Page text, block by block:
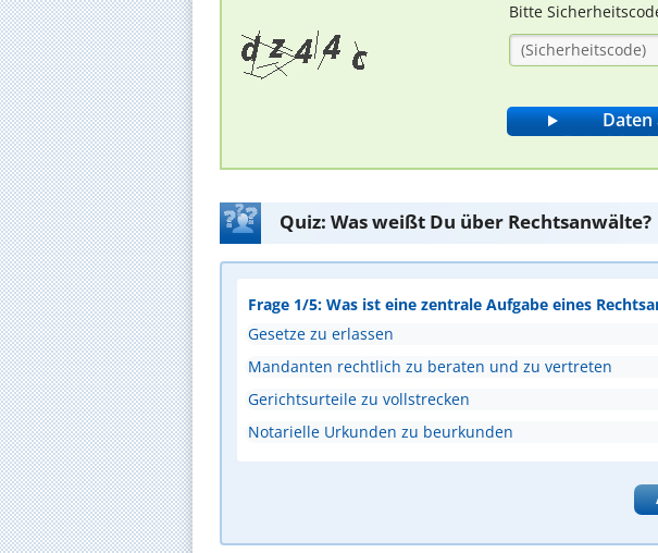
Bitte
Quiz: Was weißt Du über Rechtsanwälte?
Frage 1/5: Was ist eine zentrale Aufgabe eines
Gesetze zu erlassen
Mandanten rechtlich zu beraten und zu vertreten
Gerichtsurteile zu vollstrecken
Notarielle Urkunden zu beurkunden